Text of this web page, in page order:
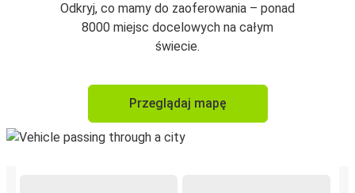
Odkryj, co mamy do zaoferowania – ponad
8000 miejsc docelowych na całym
świecie.
Przeglądaj mapę